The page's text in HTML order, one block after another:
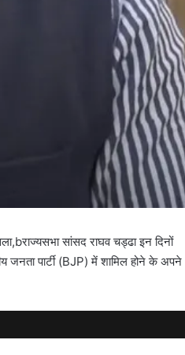
सांसद राघव चड्ढा इन दिनों
जनता पार्टी (BJP) में शामिल होने के अपने